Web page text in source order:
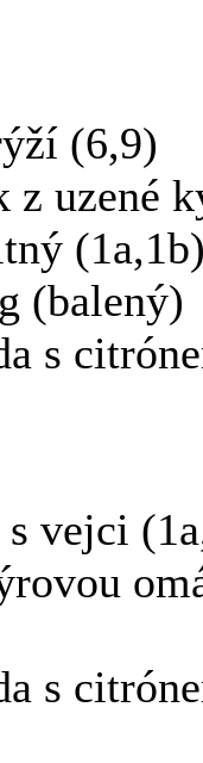
(6,9)
z uzené
(balený)
s
vejci
s